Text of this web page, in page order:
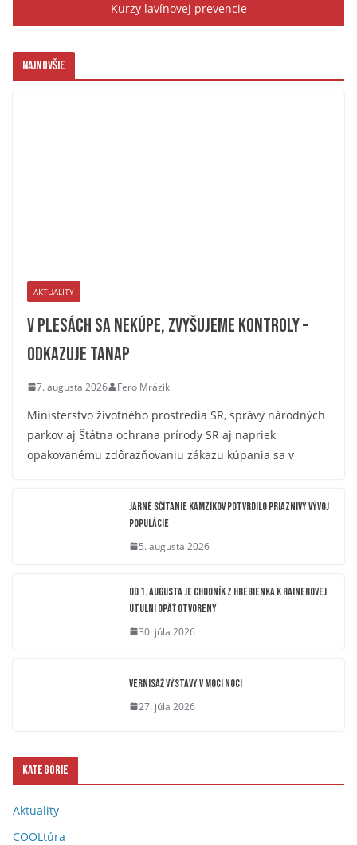
Kurzy lavínovej prevencie
Najnovšie
AKTUALITY
V plesách sa nekúpe, zvyšujeme kontroly –
odkazuje TANAP
7. augusta 2026 Fero Mrázik
Ministerstvo životného prostredia SR, správy národných
parkov aj Štátna ochrana prírody SR aj napriek
opakovanému zdôrazňovaniu zákazu kúpania sa v
Jarné sčítanie kamzíkov potvrdilo priaznivý vývoj
populácie
5. augusta 2026
OD 1. AUGUSTA JE CHODNÍK Z HREBIENKA K RAINEROVEJ
ÚTULNI OPÄŤ OTVORENÝ
30. júla 2026
Vernisáž výstavy V moci noci
27. júla 2026
Kategórie
Aktuality
COOLtúra